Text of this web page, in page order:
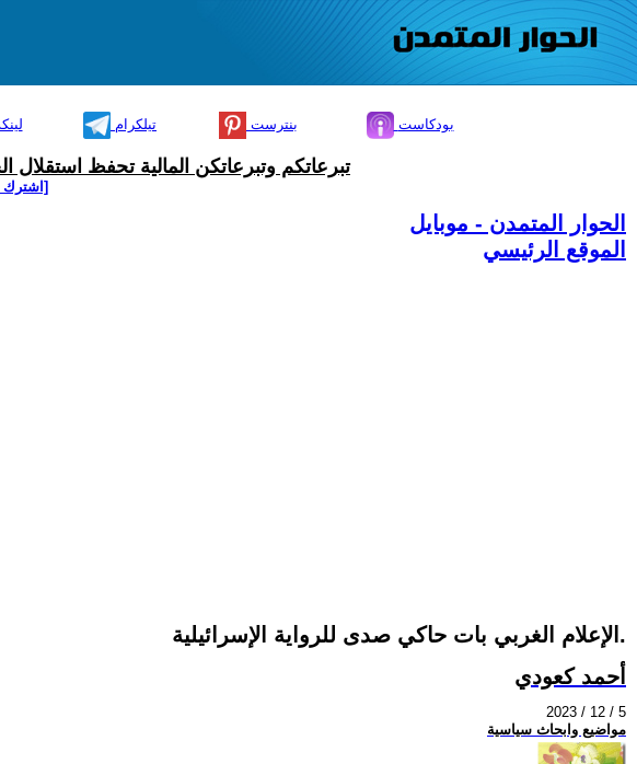
تيلكرام بنترست بودكاست
تبرعاتكم وتبرعاتكن المالية تحفظ استقلال
[اشترك
الحوار المتمدن - موبايل
الموقع الرئيسي
الإعلام الغربي بات حاكي صدى للرواية الإسرائيلية.
أحمد كعودي
2023 / 12 / 5
مواضيع وابحاث سياسية